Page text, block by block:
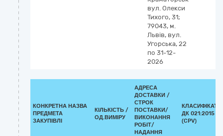
вул. Олекси
Тихого, 31;
79043, м.
Львів, вул.
Угорська, 22
по 31-12-
2026
КОНКРЕТНА НАЗВА
ПРЕДМЕТА
ЗАКУПІВЛІ
КІЛЬКІСТЬ /
ОД.ВИМІРУ
АДРЕСА
ДОСТАВКИ /
СТРОК
ПОСТАВКИ/
ВИКОНАННЯ
РОБІТ/
НАДАННЯ
ДК 021:2015
(CPV)